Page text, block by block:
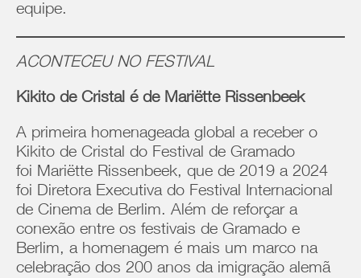
equipe.
ACONTECEU NO FESTIVAL
Kikito de Cristal é de Mariëtte Rissenbeek
A primeira homenageada global a receber o
Kikito de Cristal do Festival de Gramado
foi Mariëtte Rissenbeek, que de 2019 a 2024
foi Diretora Executiva do Festival Internacional
de Cinema de Berlim. Além de reforçar a
conexão entre os festivais de Gramado e
Berlim, a homenagem é mais um marco na
celebração dos 200 anos da imigração alemã